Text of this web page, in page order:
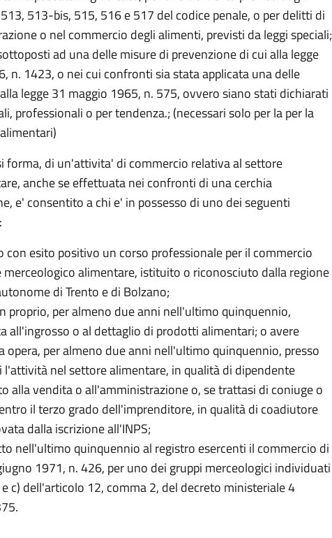
513-bis, 515, 516 e 517 del codice penale, o per delitti di
o nel commercio degli alimenti, previsti da leggi speciali;
ad una delle misure di prevenzione di cui alla legge
n. 1423, o nei cui confronti sia stata applicata una delle
legge 31 maggio 1965, n. 575, ovvero siano stati dichiarati
professionali o per tendenza.; (necessari solo per la per la
forma, di un'attivita' di commercio relativa al settore
anche se effettuata nei confronti di una cerchia
e' consentito a chi e' in possesso di uno dei seguenti
con esito positivo un corso professionale per il commercio
alimentare, istituito o riconosciuto dalla regione
di Trento e di Bolzano;
proprio, per almeno due anni nell'ultimo quinquennio,
all'ingrosso o al dettaglio di prodotti alimentari; o avere
opera, per almeno due anni nell'ultimo quinquennio, presso
l'attività nel settore alimentare, in qualità di dipendente
alla vendita o all'amministrazione o, se trattasi di coniuge o
il terzo grado dell'imprenditore, in qualità di coadiutore
dalla iscrizione all'INPS;
nell'ultimo quinquennio al registro esercenti il commercio di
1971, n. 426, per uno dei gruppi merceologici individuati
c) dell'articolo 12, comma 2, del decreto ministeriale 4